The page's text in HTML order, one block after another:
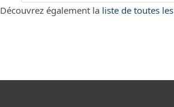
Découvrez également la liste de toutes